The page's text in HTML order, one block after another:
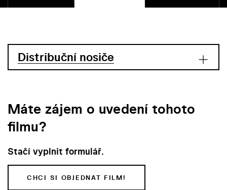
Distribuční nosiče
Máte zájem o uvedení tohoto
filmu?
Stačí vyplnit formulář.
CHCI SI OBJEDNAT FILM!